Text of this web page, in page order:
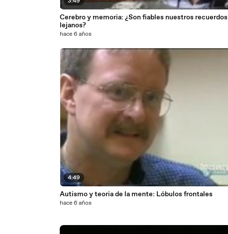
Cerebro y memoria: ¿Son fiables nuestros recuerdos
lejanos?
hace 6 años
4:49
Autismo y teoria de la mente: Lóbulos frontales
hace 6 años